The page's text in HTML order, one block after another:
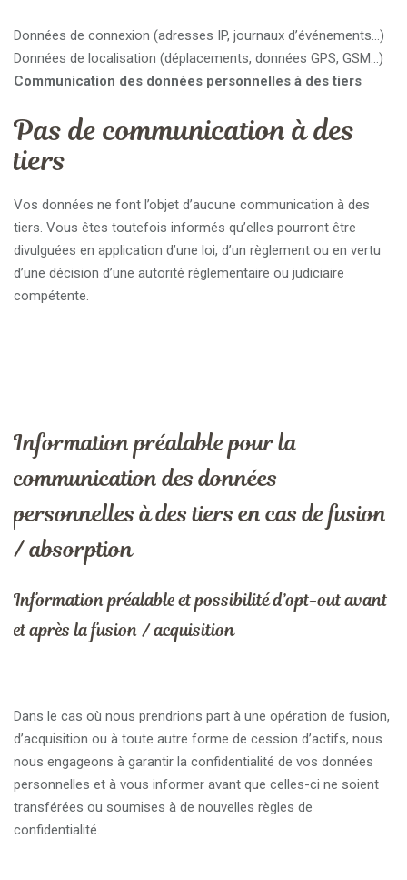
Données de connexion (adresses IP, journaux d’événements…)
Données de localisation (déplacements, données GPS, GSM…)
Communication des données personnelles à des tiers
Pas de communication à des
tiers
Vos données ne font l’objet d’aucune communication à des
tiers. Vous êtes toutefois informés qu’elles pourront être
divulguées en application d’une loi, d’un règlement ou en vertu
d’une décision d’une autorité réglementaire ou judiciaire
compétente.
Information préalable pour la
communication des données
personnelles à des tiers en cas de fusion
/ absorption
Information préalable et possibilité d’opt-out avant
et après la fusion / acquisition
Dans le cas où nous prendrions part à une opération de fusion,
d’acquisition ou à toute autre forme de cession d’actifs, nous
nous engageons à garantir la confidentialité de vos données
personnelles et à vous informer avant que celles-ci ne soient
transférées ou soumises à de nouvelles règles de
confidentialité.